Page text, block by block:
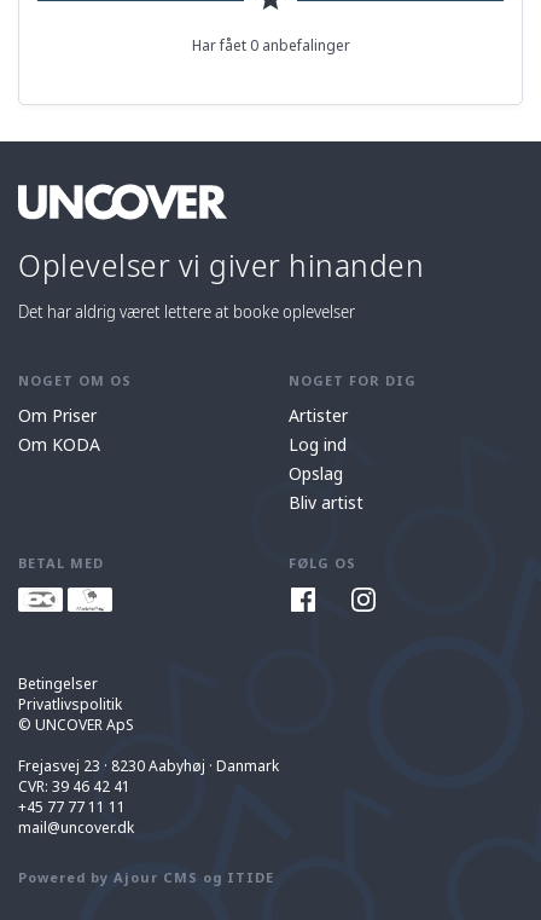
Har fået 0 anbefalinger
Oplevelser vi giver hinanden
Det har aldrig været lettere at booke oplevelser
NOGET OM OS
Om Priser
Om KODA
NOGET FOR DIG
Artister
Log ind
Opslag
Bliv artist
BETAL MED FØLG OS
Betingelser
Privatlivspolitik
© UNCOVER ApS
Frejasvej 23 · 8230 Aabyhøj · Danmark
CVR: 39 46 42 41
+45 77 77 11 11
mail@uncover.dk
Powered by Ajour CMS og ITIDE